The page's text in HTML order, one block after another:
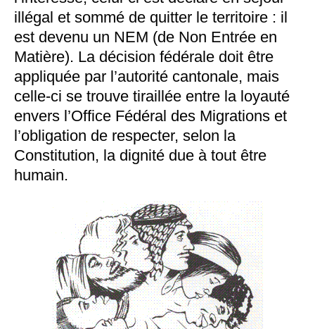
illégal et sommé de quitter le territoire : il
est devenu un NEM (de Non Entrée en
Matière). La décision fédérale doit être
appliquée par l’autorité cantonale, mais
celle-ci se trouve tiraillée entre la loyauté
envers l’Office Fédéral des Migrations et
l’obligation de respecter, selon la
Constitution, la dignité due à tout être
humain.